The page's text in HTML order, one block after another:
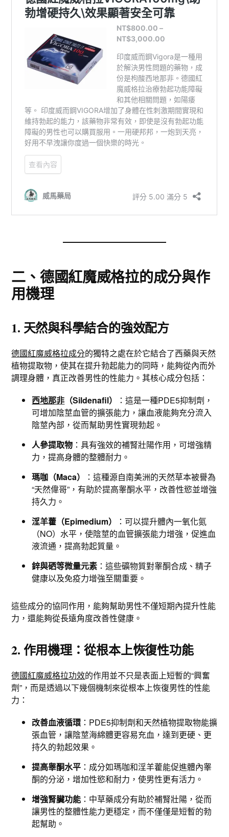
二、德國紅魔威格拉的成分與作
用機理
1. 天然與科學結合的強效配方
德國紅魔威格拉成分的獨特之處在於它結合了西藥與天然
植物提取物，使其在提升勃起能力的同時，能夠從內而外
調理身體，真正改善男性的性能力。其核心成分包括：
西地那非 （Sildenafil）
：這是一種PDE5抑制劑，
可增加陰莖血管的擴張能力，讓血液能夠充分流入
陰莖內部，從而幫助男性實現勃起。
人參提取物 ：具有強效的補腎壯陽作用，可增強精
力，提高身體的整體耐力。
瑪咖（Maca）
：這種源自南美洲的天然草本被譽為
“天然偉哥”，有助於提高睾酮水平，改善性慾並增強
持久力。
淫羊藿（Epimedium）
：可以提升體內一氧化氮
（NO）水平，使陰莖的血管擴張能力增強，促進血
液流通，提高勃起質量。
鋅與硒等微量元素 ：這些礦物質對睾酮合成、精子
健康以及免疫力增強至關重要。
這些成分的協同作用，能夠幫助男性不僅短期內提升性能
力，還能夠從長遠角度改善性健康。
2. 作用機理：從根本上恢復性功能
德國紅魔威格拉功效的作用並不只是表面上短暫的“興奮
劑”，而是透過以下幾個機制來從根本上恢復男性的性能
力：
改善血液循環 ：PDE5抑制劑和天然植物提取物能擴
張血管，讓陰莖海綿體更容易充血，達到更硬、更
持久的勃起效果。
提高睾酮水平 ：成分如瑪咖和淫羊藿能促進體內睾
酮的分泌，增加性慾和耐力，使男性更有活力。
增強腎臟功能 ：中草藥成分有助於補腎壯陽，從而
讓男性的整體性能力更穩定，而不僅僅是短暫的勃
起幫助。